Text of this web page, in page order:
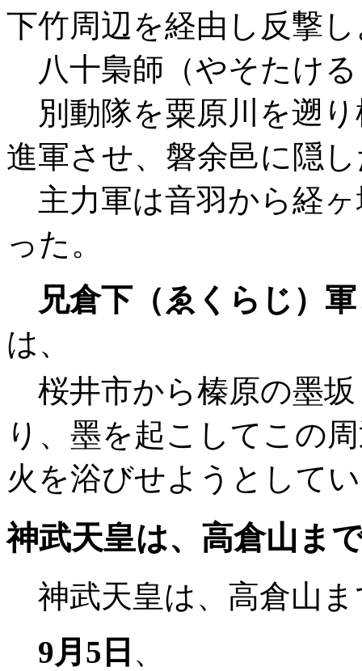
下竹周辺を経由し反撃
八十梟師（やそたけ
別動隊を粟原川を遡
進軍させ、磐余邑に隠
主力軍は音羽から経ヶ
った。
兄倉下（ゑくらじ）
は、
桜井市から榛原の墨坂
り、墨を起こしてこの
火を浴びせようとして
神武天皇は、高倉山ま
神武天皇は、高倉山ま
9月5日 、